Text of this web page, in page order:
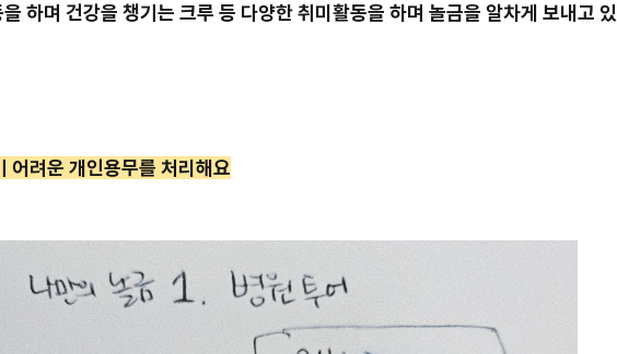
하며 건강을 챙기는 크루 등 다양한 취미활동을 하며 놀금을 알차게 보내고 있
어려운 개인용무를 처리해요